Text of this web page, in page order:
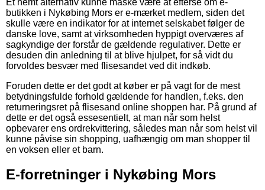
butikken i Nykøbing Mors er e-mærket medlem, siden det
skulle være en indikator for at internet selskabet følger de
danske love, samt at virksomheden hyppigt overværes af
sagkyndige der forstår de gældende regulativer. Dette er
desuden din anledning til at blive hjulpet, for så vidt du
forvoldes besvær med flisesandet ved dit indkøb.
Foruden dette er det godt at køber er på vagt for de mest
betydningsfulde forhold gældende for handlen, f.eks. den
returneringsret på flisesand online shoppen har. På grund af
dette er det også essesentielt, at man når som helst
opbevarer ens ordrekvittering, således man når som helst vil
kunne påvise sin shopping, uafhængig om man shopper til
en voksen eller et barn.
E-forretninger i Nykøbing Mors